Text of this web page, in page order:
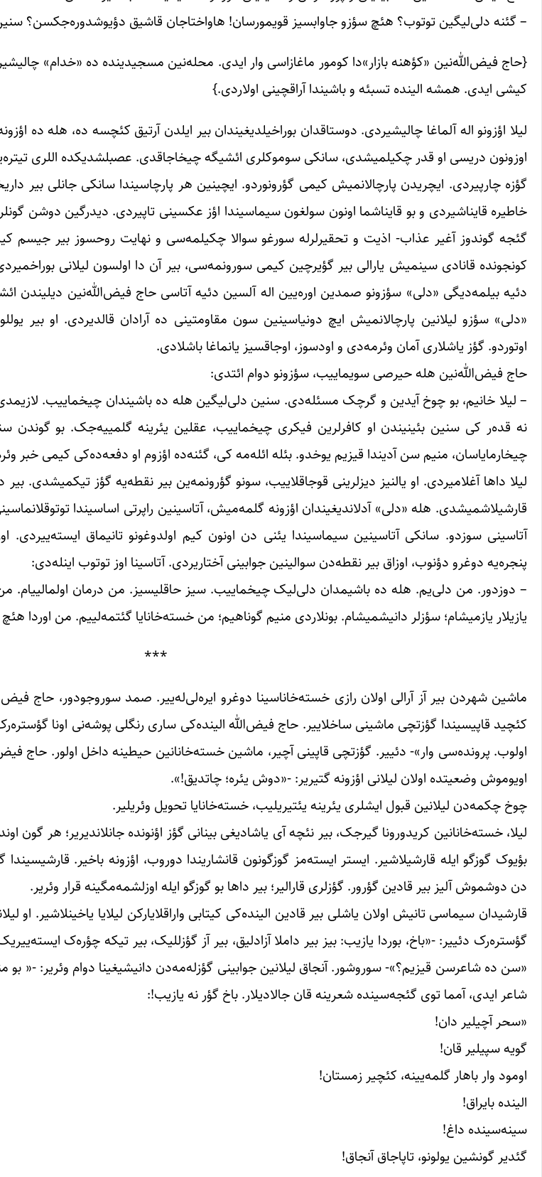
– گئنه دلی‌لیگین توتوب؟ هئچ سؤزو جاوابسیز قویمورسان! هاواختاجان قاشیق دؤیوشدوره‌جکسن؟
{حاج فیض‌الله‌نین «کؤهنه بازار»دا کومور ماغازاسی وار ایدی. محله‌نین مسجیدینده ده «خدام»
کیشی ایدی. همشه الینده تسبئه و باشیندا آراقچینی اولاردی.}
لیلا اؤزونو اله آلماغا چالیشیردی. دوستاقدان بوراخیلدیغیندان بیر ایلدن آرتیق کئچسه ده، هله ده
اوزونون دریسی او قدر چکیلمیشدی، سانکی سوموکلری ائشیگه چیخاجاقدی. عصبلشدیکده اللری
گؤزه چارپیردی. ایچریدن پارچالانمیش کیمی گؤرونوردو. ایچینین هر پارچاسیندا سانکی جانلی بیر
خاطیره قایناشیردی و بو قایناشما اونون سولغون سیماسیندا اؤز عکسینی تاپیردی. دیدرگین دوشن
گئجه گوندوز آغیر عذاب- اذیت و تحقیرلرله سورغو سوالا چکیلمه‌سی و نهایت روحسوز بیر جیسم
کونجونده قانادی سینمیش یارالی بیر گؤیرچین کیمی سورونمه‌سی، بیر آن دا اولسون لیلانی
دئیه بیلمه‌دیگی «دلی» سؤزونو صمدین اوره‌یین اله آلسین دئیه آتاسی حاج فیض‌الله‌نین دیلیندن
«دلی» سؤزو لیلانین پارچالانمیش ایچ دونیاسینین سون مقاومتینی ده آرادان قالدیردی. او بیر
اوتوردو. گؤز یاشلاری آمان وئرمه‌دی و اودسوز، اوجاقسیز یانماغا باشلادی.
حاج فیض‌الله‌نین هله حیرصی سویماییب، سؤزونو دوام ائتدی:
– لیلا خانیم، بو چوخ آیدین و گرچک مسئله‌دی. سنین دلی‌لیگین هله ده باشیندان چیخماییب.
نه قده‌ر کی سنین بئینیندن او کافرلرین فیکری چیخماییب، عقلین یئرینه گلمییه‌جک. بو گوندن سنه
چیخارمایاسان، منیم سن آدیندا قیزیم یوخدو. بئله ائله‌مه کی، گئنه‌ده اؤزوم او دفعه‌ده‌کی کیمی خبر
لیلا داها آغلامیردی. او یالنیز دیزلرینی قوجاقلاییب، سونو گؤرونمه‌ین بیر نقطه‌یه گؤز تیکمیشدی.
قارشیلاشمیشدی. هله «دلی» آدلاندیغیندان اؤزونه گلمه‌میش، آتاسینین راپرتی اساسیندا
آتاسینی سوزدو. سانکی آتاسینین سیماسیندا یئنی دن اونون کیم اولدوغونو تانیماق
پنجره‌یه دوغرو دؤنوب، اوزاق بیر نقطه‌دن سوالینین جوابینی آختاریردی. آتاسینا اوز توتوب اینله‌دی:
– دوزدور. من دلی‌یم. هله ده باشیمدان دلی‌لیک چیخماییب. سیز حاقلیسیز. من درمان اولمالییام.
یازیلار یازمیشام؛ سؤزلر دانیشمیشام. بونلاردی منیم گوناهیم؛ من خسته‌خانایا گئتمه‌لییم. من اوردا
***
ماشین شهردن بیر آز آرالی اولان رازی خسته‌خاناسینا دوغرو ایره‌لی‌له‌ییر. صمد سوروجودور، حاج
کئچید قاپیسیندا گؤزتچی ماشینی ساخلاییر. حاج فیض‌الله الینده‌کی ساری رنگلی پوشه‌نی اونا
اولوب. پرونده‌سی وار»- دئییر. گؤزتچی قاپینی آچیر، ماشین خسته‌خانانین حیطینه داخل اولور. حاج
اویوموش وضعیتده اولان لیلانی اؤزونه گتیریر: -«دوش یئره؛ چاتدیق!».
چوخ چکمه‌دن لیلانین قبول ایشلری یئرینه یئتیریلیب، خسته‌خانایا تحویل وئریلیر.
لیلا، خسته‌خانانین کریدورونا گیرجک، بیر نئچه آی یاشادیغی بینانی گؤز اؤنونده جانلاندیریر؛ هر گون
بؤیوک گوزگو ایله قارشیلاشیر. ایستر ایسته‌مز گوزگونون قانشاریندا دوروب، اؤزونه باخیر.
دن دوشموش آلیز بیر قادین گؤرور. گؤزلری قارالیر؛ بیر داها بو گوزگو ایله اوزلشمه‌مگینه قرار وئریر.
قارشیدان سیماسی تانیش اولان یاشلی بیر قادین الینده‌کی کیتابی واراقلایارکن لیلایا یاخینلاشیر. او
گؤستره‌رک دئییر: -«باخ، بوردا یازیب: بیز بیر داملا آزادلیق، بیر آز گؤزللیک، بیر تیکه چؤره‌ک
«سن ده شاعرسن قیزیم؟»- سوروشور. آنجاق لیلانین جوابینی گؤزله‌مه‌دن دانیشیغینا دوام وئریر: -« بو
شاعر ایدی، آمما توی گئجه‌سینده شعرینه قان جالادیلار. باخ گؤر نه یازیب!:
«سحر آچیلیر دان!
گویه سپیلیر قان!
اومود وار باهار گلمه‌یینه، کئچیر زمستان!
الینده بایراق!
سینه‌سینده داغ!
گئدیر گونشین یولونو، تاپاجاق آنجاق!